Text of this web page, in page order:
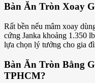
Bàn Ăn Tròn Xoay
Rất bền nếu mâm xoay
cứng Janka khoảng 1.350
lựa chọn lý tưởng cho gia
Bàn Ăn Tròn Bằng
TPHCM?